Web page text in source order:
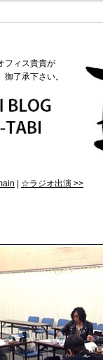
フィス貴貴が
了承下さい。
☆ラジオ出演 >>